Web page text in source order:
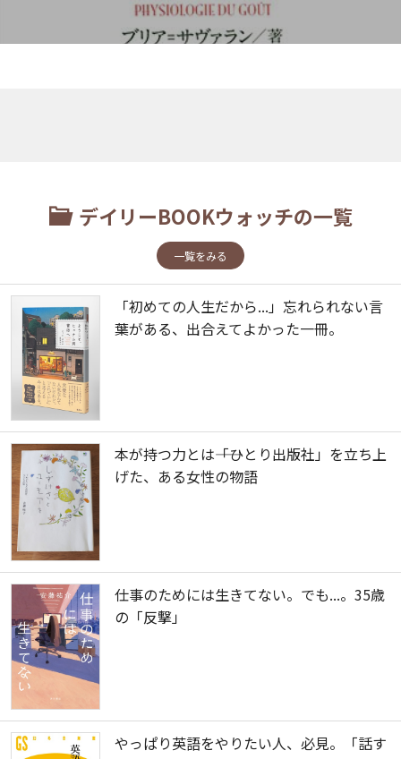
デイリーBOOKウォッチの一覧
一覧をみる
「初めての人生だから...」忘れられない言
葉がある、出合えてよかった一冊。
本が持つ力とは――「ひとり出版社」を立ち上
げた、ある女性の物語
仕事のためには生きてない。でも...。35歳
の「反撃」
やっぱり英語をやりたい人、必見。「話す